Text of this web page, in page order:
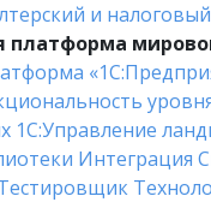
и
платформа
1С:Управление
Интеграция